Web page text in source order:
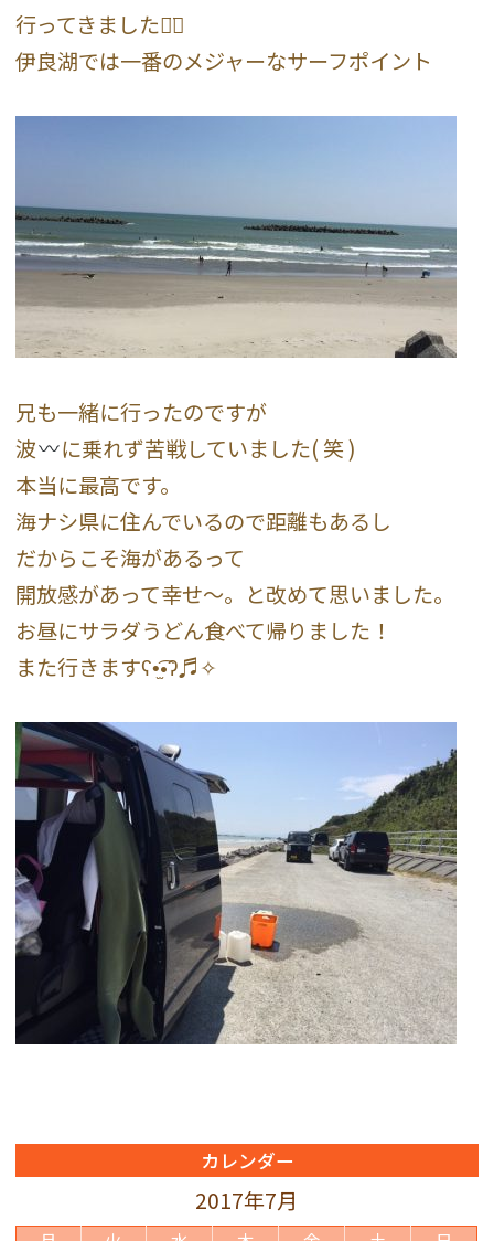
行ってきました⌄̈⃝
伊良湖では一番のメジャーなサーフポイント
兄も一緒に行ったのですが
波
に乗れず苦戦していました( 笑 )
本当に最高です。
海ナシ県に住んでいるので距離もあるし
だからこそ海があるって
開放感があって幸せ〜。と改めて思いました。
お昼にサラダうどん食べて帰りました！
また行きますʕ•̫͡•ʔ♬✧
カレンダー
2017年7月